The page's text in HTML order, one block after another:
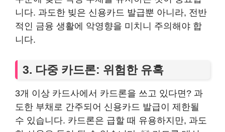
니다. 과도한 빚은 신용카드 발급뿐 아니라, 전반
적인 금융 생활에 악영향을 미치니 주의해야 합
니다.
3. 다중 카드론: 위험한 유혹
3개 이상 카드사에서 카드론을 쓰고 있다면? 과
도한 부채로 간주되어 신용카드 발급이 제한될
수 있습니다. 카드론은 급할 때 유용하지만, 과도